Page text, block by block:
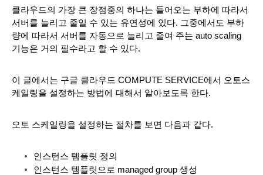
클라우드의 가장 큰 장점중의 하나는 들어오는 부하에 따라서
서버를 늘리고 줄일 수 있는 유연성에 있다. 그중에서도 부하
량에 따라서 서버를 자동으로 늘리고 줄여 주는 auto scaling
기능은 거의 필수라고 할 수 있다.
이 글에서는 구글 클라우드 COMPUTE SERVICE에서 오토스
케일링을 설정하는 방법에 대해서 알아보도록 한다.
오토 스케일링을 설정하는 절차를 보면 다음과 같다.
인스턴스 템플릿 정의
인스턴스 템플릿으로 managed group 생성